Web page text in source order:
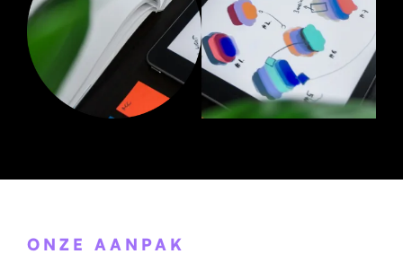
ONZE AANPAK